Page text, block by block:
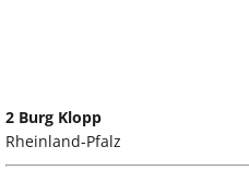
2 Burg Klopp
Rheinland-Pfalz